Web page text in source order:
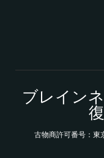
ブレイン
古物商許可番号：東